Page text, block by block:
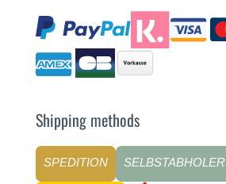
Shipping methods
SPEDITION SELBSTABHOLER